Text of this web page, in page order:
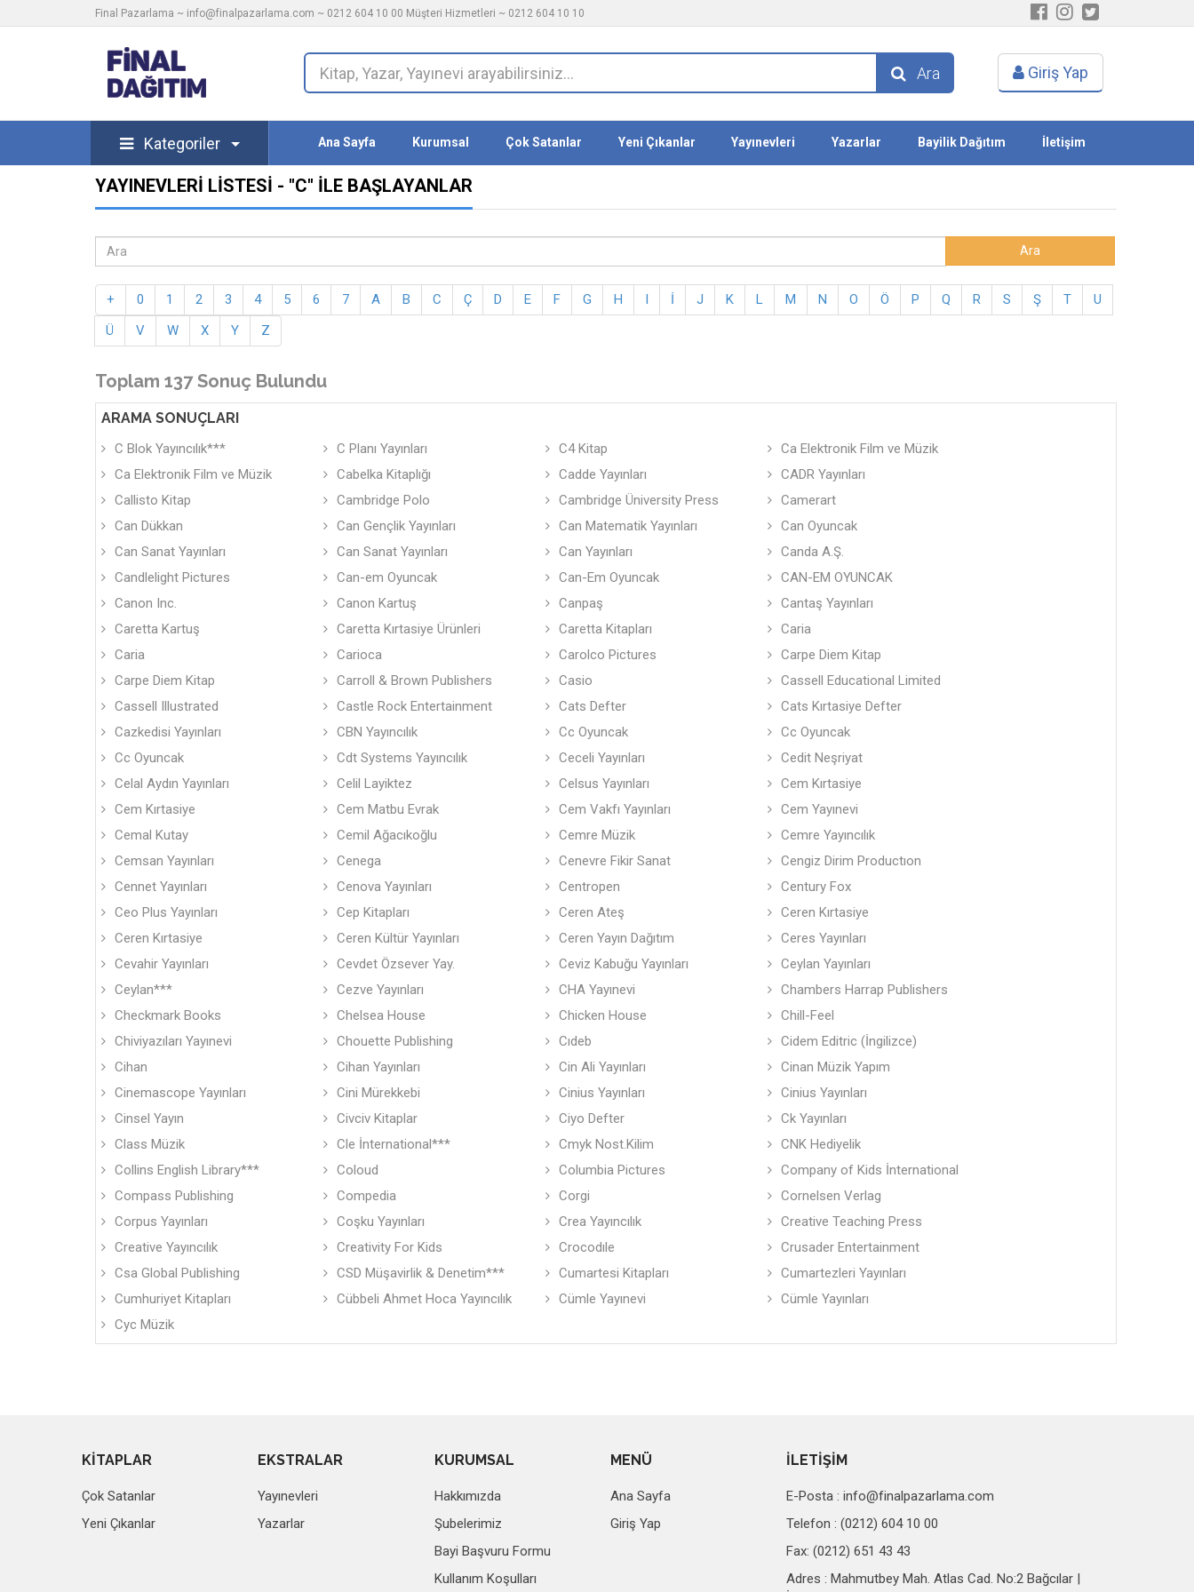
Final Pazarlama ~ info@finalpazarlama.com ~ 0212 604 10 00 Müşteri Hizmetleri ~ 0212 604 10 10
Ara Giriş Yap
Kategoriler Ana Sayfa Kurumsal Çok Satanlar Yeni Çıkanlar Yayınevleri Yazarlar Bayilik Dağıtım İletişim
YAYINEVLERI LISTESI - "C" ILE BAŞLAYANLAR
+ 0 1 2 3 4 5 6 7 A B C Ç D E F G H I İ J K L M N O Ö P Q R S Ş T
U
Ü
V W X Y Z
Toplam 137 Sonuç Bulundu
ARAMA SONUÇLARI
C Blok Yayıncılık*** C Planı Yayınları C4 Kitap
Ca Elektronik Film ve Müzik
Ca Elektronik Film ve Müzik
Cabelka Kitaplığı Cadde Yayınları
CADR Yayınları
Callisto Kitap
Cambridge Polo Cambridge Üniversity Press
Camerart
Can Dükkan
Can Gençlik Yayınları Can Matematik Yayınları
Can Oyuncak
Can Sanat Yayınları
Can Sanat Yayınları Can Yayınları
Canda A.Ş.
Candlelight Pictures
Can-em Oyuncak Can-Em Oyuncak
CAN-EM OYUNCAK
Canon Inc.
Canon Kartuş Canpaş
Cantaş Yayınları
Caretta Kartuş
Caretta Kırtasiye Ürünleri Caretta Kitapları
Caria
Caria
Carioca Carolco Pictures
Carpe Diem Kitap
Carpe Diem Kitap
Carroll & Brown Publishers Casio
Cassell Educational Limited
Cassell Illustrated
Castle Rock Entertainment Cats Defter
Cats Kırtasiye Defter
Cazkedisi Yayınları
CBN Yayıncılık Cc Oyuncak
Cc Oyuncak
Cc Oyuncak
Cdt Systems Yayıncılık Ceceli Yayınları
Cedit Neşriyat
Celal Aydın Yayınları
Celil Layiktez Celsus Yayınları
Cem Kırtasiye
Cem Kırtasiye
Cem Matbu Evrak Cem Vakfı Yayınları
Cem Yayınevi
Cemal Kutay
Cemil Ağacıkoğlu Cemre Müzik
Cemre Yayıncılık
Cemsan Yayınları
Cenega Cenevre Fikir Sanat
Cengiz Dirim Productıon
Cennet Yayınları
Cenova Yayınları Centropen
Century Fox
Ceo Plus Yayınları
Cep Kitapları Ceren Ateş
Ceren Kırtasiye
Ceren Kırtasiye
Ceren Kültür Yayınları Ceren Yayın Dağıtım
Ceres Yayınları
Cevahir Yayınları
Cevdet Özsever Yay. Ceviz Kabuğu Yayınları
Ceylan Yayınları
Ceylan***
Cezve Yayınları CHA Yayınevi
Chambers Harrap Publishers
Checkmark Books
Chelsea House Chicken House
Chill-Feel
Chiviyazıları Yayınevi
Chouette Publishing Cıdeb
Cidem Editric (İngilizce)
Cihan
Cihan Yayınları Cin Ali Yayınları
Cinan Müzik Yapım
Cinemascope Yayınları
Cini Mürekkebi Cinius Yayınları
Cinius Yayınları
Cinsel Yayın
Civciv Kitaplar Ciyo Defter
Ck Yayınları
Class Müzik
Cle İnternational*** Cmyk Nost.Kilim
CNK Hediyelik
Collins English Library***
Coloud Columbia Pictures
Company of Kids İnternational
Compass Publishing
Compedia Corgi
Cornelsen Verlag
Corpus Yayınları
Coşku Yayınları Crea Yayıncılık
Creative Teaching Press
Creative Yayıncılık
Creativity For Kids Crocodıle
Crusader Entertainment
Csa Global Publishing
CSD Müşavirlik & Denetim*** Cumartesi Kitapları
Cumartezleri Yayınları
Cumhuriyet Kitapları
Cübbeli Ahmet Hoca Yayıncılık Cümle Yayınevi
Cümle Yayınları
Cyc Müzik
KİTAPLAR
Çok Satanlar
Yeni Çıkanlar
EKSTRALAR
Yayınevleri
Yazarlar
KURUMSAL
Hakkımızda
Şubelerimiz
Bayi Başvuru Formu
Kullanım Koşulları
MENÜ
Ana Sayfa
Giriş Yap
İLETİŞİM
E-Posta :info@finalpazarlama.com
Telefon : (0212) 604 10 00
Fax: (0212) 651 43 43
Adres : Mahmutbey Mah. Atlas Cad. No:2 Bağcılar |